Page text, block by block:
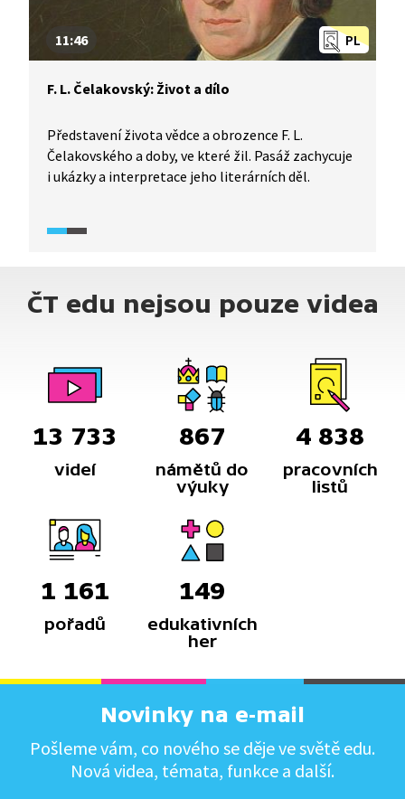
PL
11:46
F. L. Čelakovský: Život a dílo
Představení života vědce a obrozence F. L.
Čelakovského a doby, ve které žil. Pasáž zachycuje
i ukázky a interpretace jeho literárních děl.
ČT edu nejsou pouze videa
13 733
videí
867
námětů do
výuky
4 838
pracovních
listů
1 161
pořadů
149
edukativních
her
Novinky na e-mail
Pošleme vám, co nového se děje ve světě edu.
Nová videa, témata, funkce a další.